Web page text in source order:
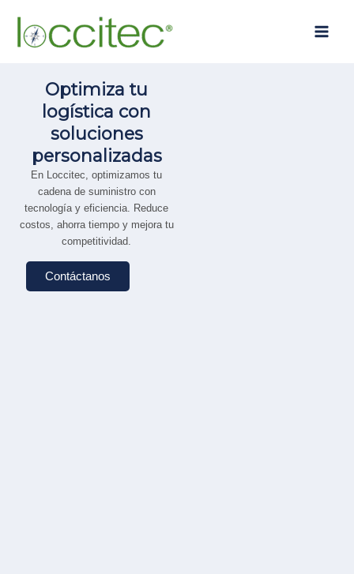
contenido
Optimiza tu
logística con
soluciones
personalizadas
En Loccitec, optimizamos tu
cadena de suministro con
tecnología y eficiencia. Reduce
costos, ahorra tiempo y mejora tu
competitividad.
Contáctanos